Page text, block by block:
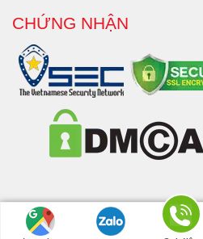
CHỨNG NHẬN
Copyright 2026 © - Dịch Vụ